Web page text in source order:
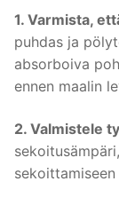
1. Varmista,
puhdas ja
absorboiva
ennen maalin
2. Valmistele